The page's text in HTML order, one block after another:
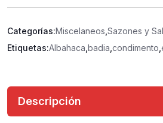
Categorías:Miscelaneos Sazones y
Etiquetas:Albahaca badia condimento
Descripción